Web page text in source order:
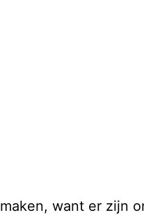
want er zijn